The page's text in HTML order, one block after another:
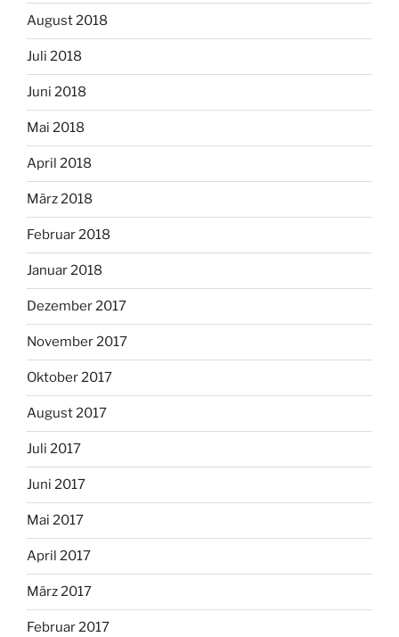
August 2018
Juli 2018
Juni 2018
Mai 2018
April 2018
März 2018
Februar 2018
Januar 2018
Dezember 2017
November 2017
Oktober 2017
August 2017
Juli 2017
Juni 2017
Mai 2017
April 2017
März 2017
Februar 2017